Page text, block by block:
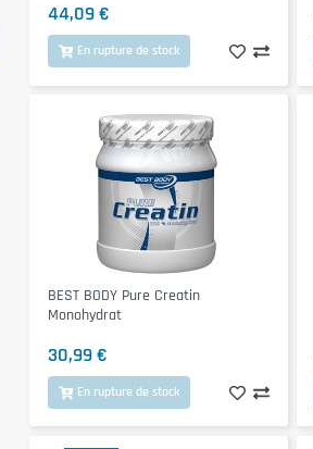
44,09 €
En rupture de stock
BEST BODY Pure Creatin
Monohydrat
30,99 €
En rupture de stock